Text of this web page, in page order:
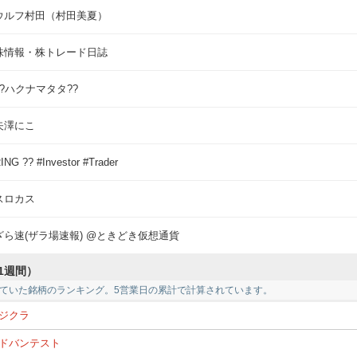
ルフ村田（村田美夏）
情報・株トレード日誌
ハクナマタタ??
澤にこ
?? #Investor #Trader
ロカス
ら速(ザラ場速報) @ときどき仮想通貨
間）
いた銘柄のランキング。5営業日の累計で計算されています。
クラ
バンテスト